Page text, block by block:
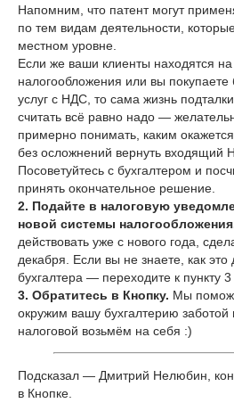
Напомним, что патент могут
по тем видам деятельности,
местном уровне.
Если же ваши клиенты находятся
налогообложения или вы
услуг с НДС, то сама жизнь
считать всё равно надо —
примерно понимать, каким
без осложнений вернуть входящий
Посоветуйтесь с бухгалтером и
принять окончательное решение.
2. Подайте в налоговую
новой системы
действовать уже с нового года,
декабря. Если вы не знаете, как это
бухгалтера — переходите к пункту 3
3. Обратитесь в Кнопку. Мы
окружим вашу бухгалтерию
налоговой возьмём на себя :)
Подсказал — Дмитрий Нелюбин,
в Кнопке.